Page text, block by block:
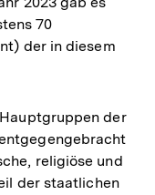
70
der in diesem
der
religiöse und
der staatlichen